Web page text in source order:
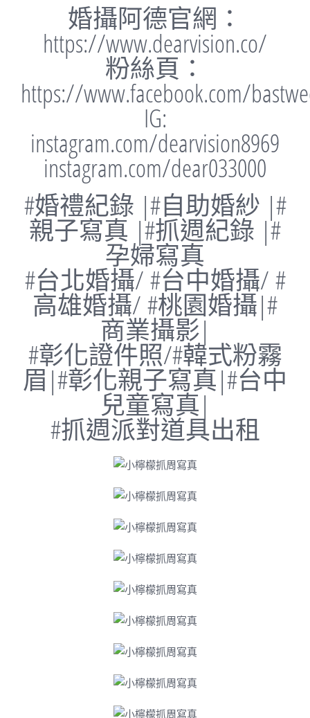
婚攝阿德官網：
https://www.dearvision.co/
粉絲頁：
https://www.facebook.com/
IG:
instagram.com/dearvision8969
instagram.com/dear033000
#婚禮紀錄 |#自助婚紗 |#
親子寫真 |#抓週紀錄 |#
孕婦寫真
#台北婚攝/ #台中婚攝/ #
高雄婚攝/ #桃園婚攝|#
商業攝影|
#彰化證件照/#韓式粉霧
眉|#彰化親子寫真|#台中
兒童寫真|
#抓週派對道具出租